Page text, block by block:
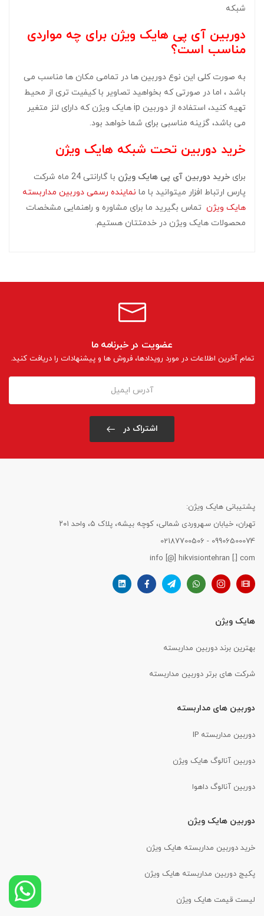
شبکه
دوربین آی پی هایک ویژن برای چه مواردی
مناسب است؟
به صورت کلی این نوع دوربین ها در تمامی مکان ها مناسب می
باشد ، اما در صورتی که بخواهید تصاویر با کیفیت تری از محیط
تهیه کنید، استفاده از دوربین ip هایک ویژن که دارای لنز متغیر
می باشد، گزینه مناسبی برای شما خواهد بود.
خرید دوربین تحت شبکه هایک ویژن
برای خرید دوربین آی پی هایک ویژن
با گارانتی 24 ماه شرکت
پارس ارتباط افزار میتوانید با ما نماینده رسمی دوربین مداربسته
هایک ویژن تماس بگیرید ما برای مشاوره و راهنمایی مشخصات
محصولات هایک ویژن در خدمتتان هستیم.
عضویت در خبرنامه ما
تمام آخرین اطلاعات در مورد رویدادها، فروش ها و پیشنهادات را دریافت کنید.
اشتراک در
پشتیبانی هایک ویژن:
تهران، خیابان سهروردی شمالی، کوچه بیشه، پلاک ۵، واحد ۲۰۱
09906500074 - 02187700506
info [@] hikvisiontehran [.] com
هایک ویژن
بهترین برند دوربین مداربسته
شرکت های برتر دوربین مداربسته
دوربین های مداربسته
دوربین مداربسته IP
دوربین آنالوگ هایک ویژن
دوربین آنالوگ داهوا
دوربین هایک ویژن
خرید دوربین مداربسته هایک ویژن
پکیج دوربین مداربسته هایک ویژن
لیست قیمت هایک ویژن